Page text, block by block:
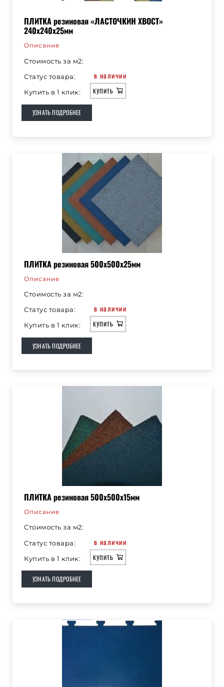
ПЛИТКА резиновая «ЛАСТОЧКИН ХВОСТ»
240х240х25мм
Описание
Стоимость за м2:
Статус товара:
в наличии
Купить в 1 клик: КУПИТЬ
УЗНАТЬ ПОДРОБНЕЕ
ПЛИТКА резиновая 500х500х25мм
Описание
Стоимость за м2:
Статус товара:
в наличии
Купить в 1 клик: КУПИТЬ
УЗНАТЬ ПОДРОБНЕЕ
ПЛИТКА резиновая 500х500х15мм
Описание
Стоимость за м2:
Статус товара:
в наличии
Купить в 1 клик: КУПИТЬ
УЗНАТЬ ПОДРОБНЕЕ